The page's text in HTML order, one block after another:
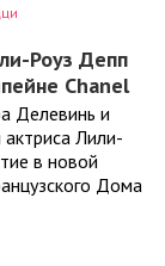
Роуз Депп
Chanel
Делевинь и
Лили-
в новой
Дома